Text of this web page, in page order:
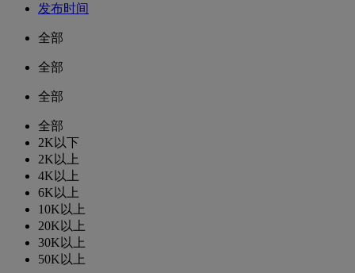
发布时间
全部
全部
全部
全部
2K以下
2K以上
4K以上
6K以上
10K以上
20K以上
30K以上
50K以上